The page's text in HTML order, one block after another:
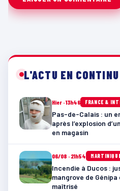
L'ACTU EN CONTINU
Hier · 13h46 FRANCE &
Pas-de-Calais : un
après l’explosion
en magasin
06/08 · 21h54
Incendie à Ducos :
mangrove de
maîtrisé